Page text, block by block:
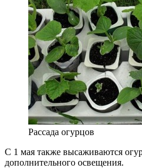
Рассада огурцов
С 1 мая также высаживаются
дополнительного освещения.